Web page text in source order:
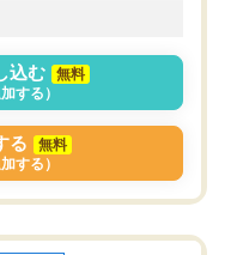
込む
無料
する）
る
無料
する）